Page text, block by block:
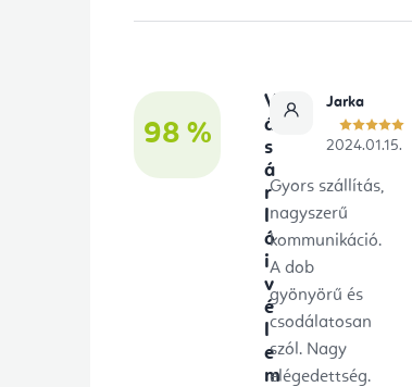
98 %
V
á
s
á
r
l
ó
i
v
é
l
e
m
Jarka
2024.01.15.
Gyors szállítás,
nagyszerű
kommunikáció.
A dob
gyönyörű és
csodálatosan
szól. Nagy
elégedettség.